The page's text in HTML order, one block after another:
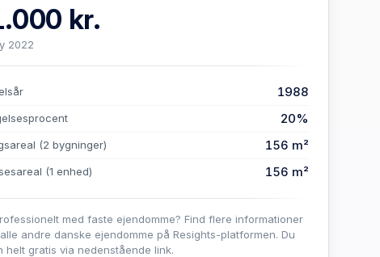
kr.
2022
1988
20%
(2 bygninger) 156 m²
(1 enhed) 156 m²
med faste ejendomme? Find flere informationer
andre danske ejendomme på Resights-platformen. Du
helt gratis via nedenstående link.